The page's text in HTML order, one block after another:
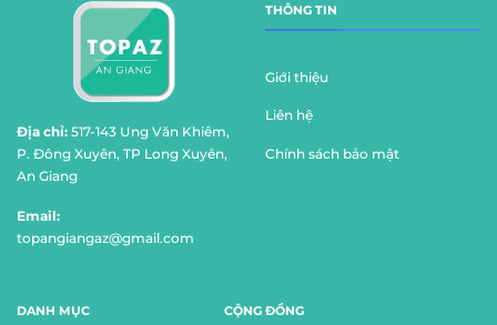
Địa chỉ: 517-143 Ung Văn Khiêm,
P. Đông Xuyên, TP Long Xuyên,
An Giang
Email:
topangiangaz@gmail.com
THÔNG TIN
Giới thiệu
Liên hệ
Chính sách bảo mật
DANH MỤC CỘNG ĐỒNG